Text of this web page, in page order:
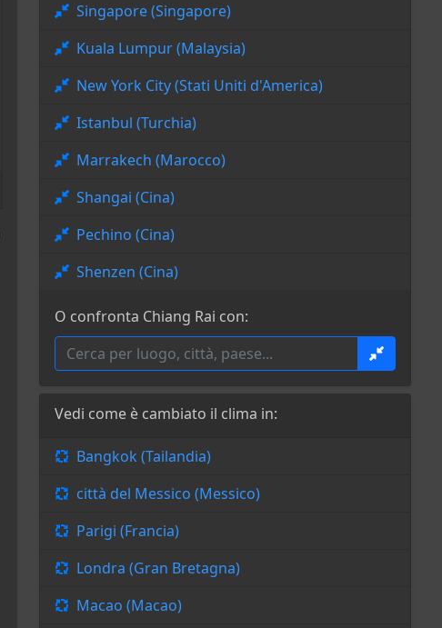
Singapore (Singapore)
Kuala Lumpur (Malaysia)
New York City (Stati Uniti d'America)
Istanbul (Turchia)
Marrakech (Marocco)
Shangai (Cina)
Pechino (Cina)
Shenzen (Cina)
O confronta Chiang Rai con:
Vedi come è cambiato il clima in:
Bangkok (Tailandia)
città del Messico (Messico)
Parigi (Francia)
Londra (Gran Bretagna)
Macao (Macao)